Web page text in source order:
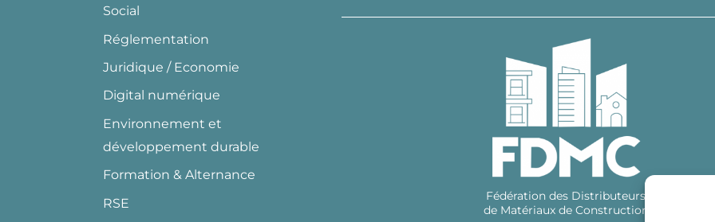
Social
Réglementation
Juridique / Economie
Digital numérique
Environnement et
développement durable
Formation & Alternance
RSE
Fédération des Distributeurs
de Matériaux de Construction